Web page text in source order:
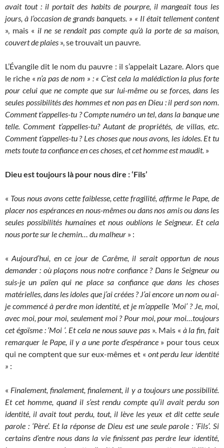
avait tout : il portait des habits de pourpre, il mangeait tous les
jours, à l’occasion de grands banquets. » « Il était tellement content
», mais « il ne se rendait pas compte qu’à la porte de sa maison,
couvert de plaies », se trouvait un pauvre.
L’Évangile dit le nom du pauvre : il s’appelait Lazare. Alors que
le riche «n’a pas de nom » : « C’est cela la malédiction la plus forte
pour celui que ne compte que sur lui-même ou se forces, dans les
seules possibilités des hommes et non pas en Dieu : il perd son nom.
Comment t’appelles-tu ? Compte numéro un tel, dans la banque une
telle. Comment t’appelles-tu? Autant de propriétés, de villas, etc.
Comment t’appelles-tu ? Les choses que nous avons, les idoles. Et tu
mets toute ta confiance en ces choses, et cet homme est maudit. »
Dieu est toujours là pour nous dire : ‘Fils’
« Tous nous avons cette faiblesse, cette fragilité, affirme le Pape, de
placer nos espérances en nous-mêmes ou dans nos amis ou dans les
seules possibilités humaines et nous oublions le Seigneur. Et cela
nous porte sur le chemin… du malheur » :
«Aujourd’hui, en ce jour de Carême, il serait opportun de nous
demander : où plaçons nous notre confiance ? Dans le Seigneur ou
suis-je un païen qui ne place sa confiance que dans les choses
matérielles, dans les idoles que j’ai créées ? J’ai encore un nom ou ai-
je commencé à perdre mon identité, et je m’appelle ‘Moi’ ? Je, moi,
avec moi, pour moi, seulement moi ? Pour moi, pour moi…toujours
cet égoïsme : ‘Moi ‘. Et cela ne nous sauve pas ». Mais « à la fin, fait
remarquer le Pape, il y a une porte d’espérance» pour tous ceux
qui ne comptent que sur eux-mêmes et « ont perdu leur identité
» :
« Finalement, finalement, finalement, il y a toujours une possibilité.
Et cet homme, quand il s’est rendu compte qu’il avait perdu son
identité, il avait tout perdu, tout, il lève les yeux et dit cette seule
parole : ‘Père’. Et la réponse de Dieu est une seule parole : ‘Fils’. Si
certains d’entre nous dans la vie finissent pas perdre leur identité,